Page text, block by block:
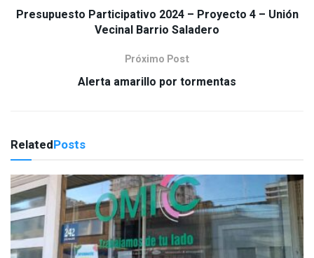
Presupuesto Participativo 2024 – Proyecto 4 – Unión
Vecinal Barrio Saladero
Próximo Post
Alerta amarillo por tormentas
RelatedPosts